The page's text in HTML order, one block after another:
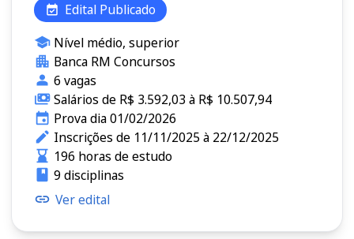
Edital Publicado
Nível médio, superior
Banca RM Concursos
6 vagas
Salários de R$ 3.592,03 à R$ 10.507,94
Prova dia 01/02/2026
Inscrições de 11/11/2025 à 22/12/2025
196 horas de estudo
9 disciplinas
Ver edital